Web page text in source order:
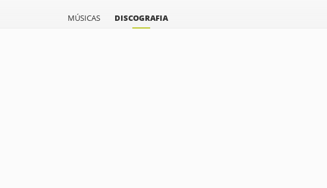
MÚSICAS DISCOGRAFIA